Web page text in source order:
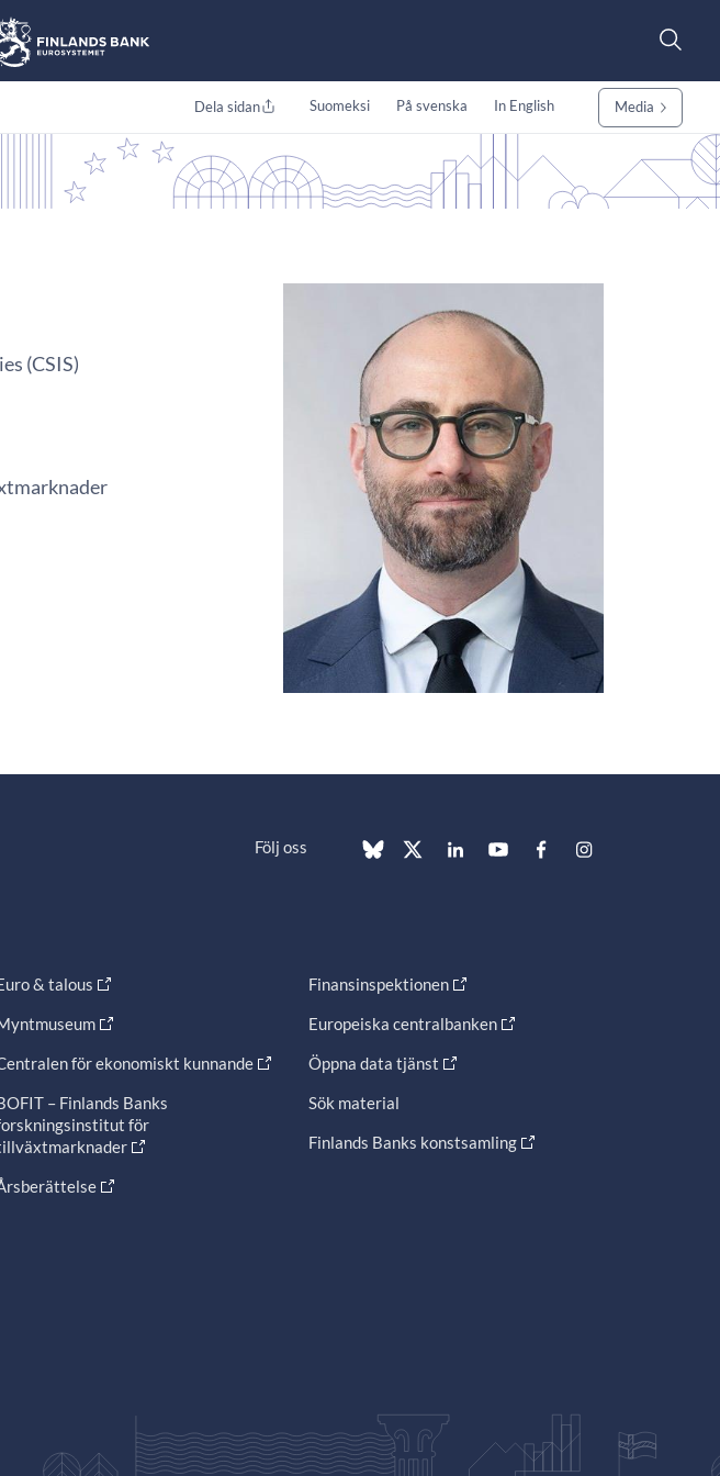
Dela sidan Suomeksi På svenska In English Media
(CSIS)
Följ oss
& talous
för ekonomiskt kunnande
– Finlands Banks
för
Finansinspektionen
Europeiska centralbanken
Öppna data tjänst
Sök material
Finlands Banks konstsamling